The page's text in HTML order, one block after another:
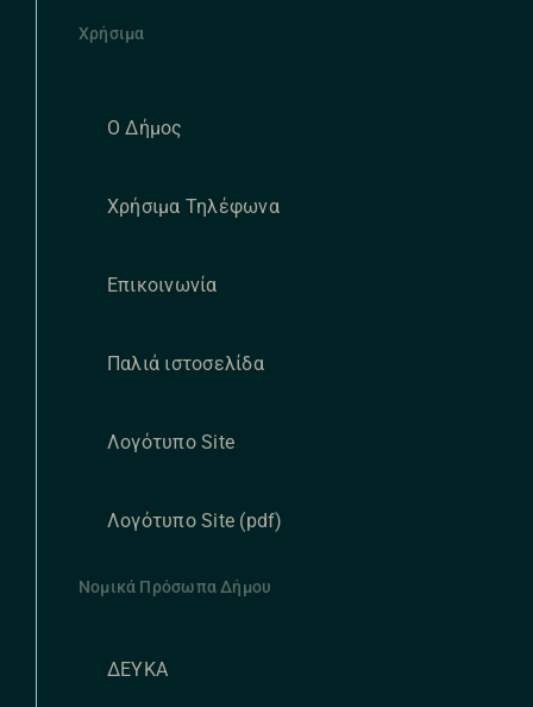
Χρήσιμα
Ο Δήμος
Χρήσιμα Τηλέφωνα
Επικοινωνία
Παλιά ιστοσελίδα
Λογότυπο Site
Λογότυπο Site (pdf)
Νομικά Πρόσωπα Δήμου
ΔΕΥΚΑ